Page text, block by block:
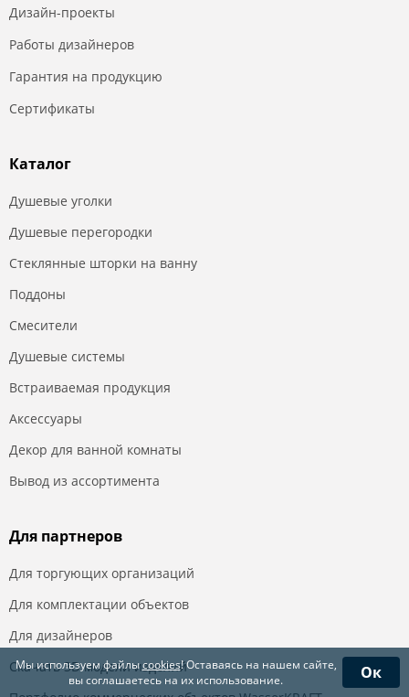
Мы используем файлыcookies! Оставаясь на нашем сайте,
вы соглашаетесь на их использование.
Ок
Дизайн-проекты
Работы дизайнеров
Гарантия на продукцию
Сертификаты
Каталог
Душевые уголки
Душевые перегородки
Стеклянные шторки на ванну
Поддоны
Смесители
Душевые системы
Встраиваемая продукция
Аксессуары
Декор для ванной комнаты
Вывод из ассортимента
Для партнеров
Для торгующих организаций
Для комплектации объектов
Для дизайнеров
Скачать 3D модели изделий